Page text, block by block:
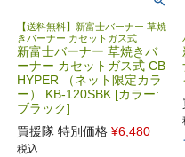
【送料無料】新富士バーナー 草焼
きバーナー カセットガス式
新富士バーナー 草焼きバ
ーナー カセットガス式 CB
HYPER （ネット限定カラ
ー） KB-120SBK [カラー:
ブラック]
買援隊 特別価格 ¥6,480
税込